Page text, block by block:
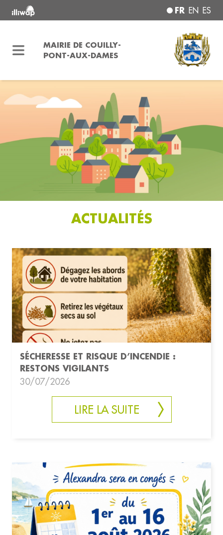
FR EN ES
MAIRIE DE COUILLY-
PONT-AUX-DAMES
ACTUALITÉS
SÉCHERESSE ET RISQUE D’INCENDIE :
RESTONS VIGILANTS
30/07/2026
LIRE LA SUITE